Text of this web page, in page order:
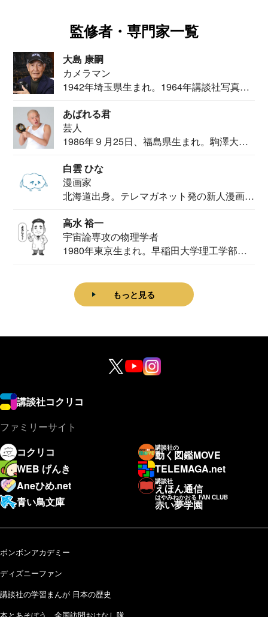
監修者・専門家一覧
大島 康嗣
カメラマン
1942年埼玉県生まれ。1964年講談社写真部
あばれる君
芸人
1986年９月25日、福島県生まれ。駒澤大学
白雲 ひな
漫画家
北海道出身。テレマガネット発の新人漫画
高水 裕一
宇宙論専攻の物理学者
1980年東京生まれ。早稲田大学理工学部物
もっと見る
講談社コクリコ
ファミリーサイト
コクリコ
講談社の
動く図鑑MOVE
WEB げんき
TELEMAGA.net
Aneひめ.net
講談社
えほん通信
青い鳥文庫
はやみねかおる FAN CLUB
赤い夢学園
ボンボンアカデミー
ディズニーファン
講談社の学習まんが 日本の歴史